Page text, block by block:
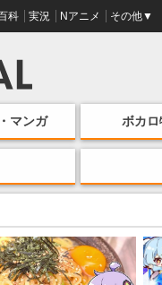
科 実況 Nアニメ その他▼
マンガ ボカ